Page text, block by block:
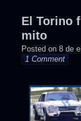
El Torino
mito
Posted on 8 de
1 Comment